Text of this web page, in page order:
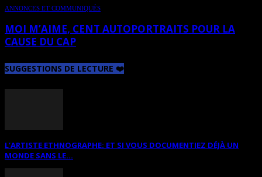
ANNONCES ET COMMUNIQUÉS
MOI M’AIME, CENT AUTOPORTRAITS POUR LA
CAUSE DU CAP
SUGGESTIONS DE LECTURE ❤️
L’ARTISTE ETHNOGRAPHE: ET SI VOUS DOCUMENTIEZ DÉJÀ UN
MONDE SANS LE...